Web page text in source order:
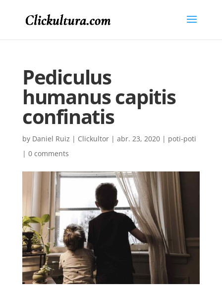
Pediculus
humanus capitis
confinatis
by Daniel Ruiz | Clickultor| abr. 23, 2020| poti-poti
| 0 comments